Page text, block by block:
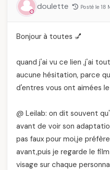
doulette Posté le 18
Bonjour à toutes 💅
quand j'ai vu ce lien ,j'ai
aucune hésitation, parce
d'entres vous ont aimées
@ Leilab: on dit souvent
avant de voir son
pas faux pour moi,je
avant,puis je regarde le
visage sur chaque